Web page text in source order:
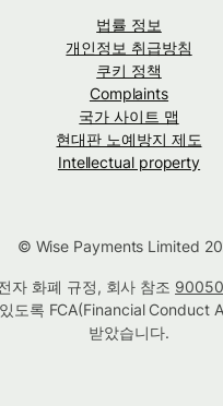
법률 정보
개인정보 취급방침
쿠키 정책
Complaints
국가 사이트 맵
현대판 노예방지 제도
Intellectual property
© Wise Payments Limited
자 화폐 규정, 회사 참조
도록 FCA(Financial Conduct
받았습니다.